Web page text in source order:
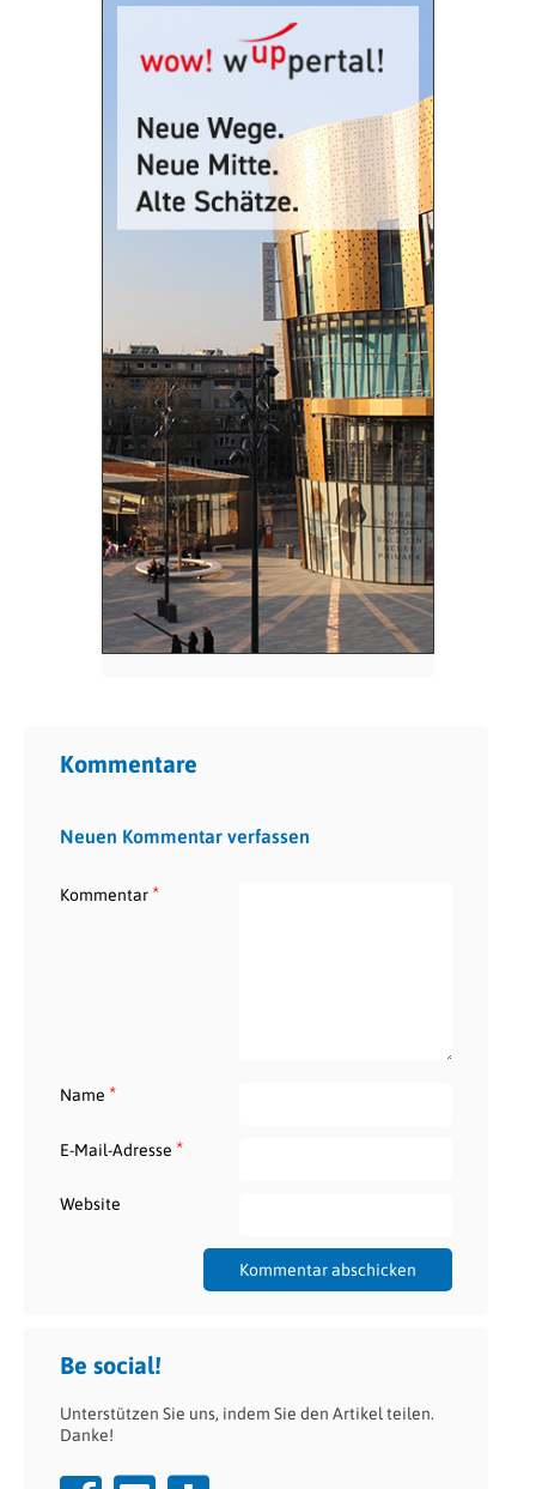
Kommentare
Neuen Kommentar verfassen
Kommentar*
Name *
E-Mail-Adresse *
Website
Be social!
Unterstützen Sie uns, indem Sie den Artikel teilen.
Danke!